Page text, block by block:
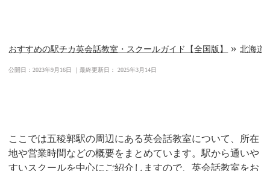
おすすめの駅チカ英会話教室・スクールガイド【全国版】 »北海道
公開日：2023年9月16日 ｜最終更新日：2025年3月14日
ここでは五稜郭駅の周辺にある英会話教室について、所在
地や営業時間などの概要をまとめています。駅から通いや
すいスクールを中心にご紹介しますので、英会話教室をお